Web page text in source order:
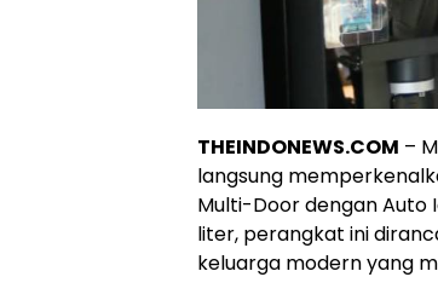
THEINDONEWS.COM –
langsung
Multi-Door dengan Auto
liter, perangkat ini
keluarga modern yang